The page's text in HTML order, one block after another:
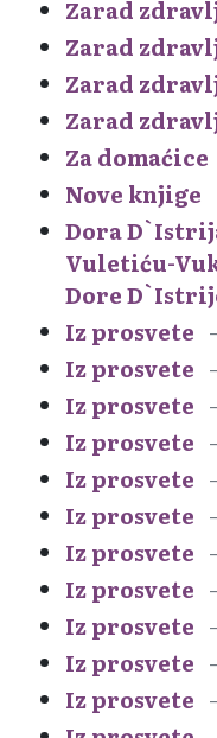
Zarad
Zarad
Zarad
Zarad
Za domaćice
Nove knjige
Dora
Vuletiću-
Dore
Iz prosvete
Iz prosvete
Iz prosvete
Iz prosvete
Iz prosvete
Iz prosvete
Iz prosvete
Iz prosvete
Iz prosvete
Iz prosvete
Iz prosvete